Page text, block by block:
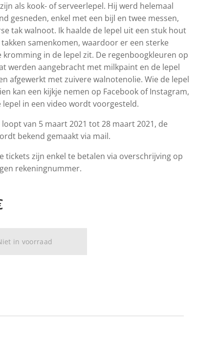
als kook- of serveerlepel. Hij werd helemaal
gesneden, enkel met een bijl en twee messen,
tak walnoot. Ik haalde de lepel uit een stuk hout
samenkomen, waardoor er een sterke
in de lepel zit. De regenboogkleuren op
werden aangebracht met milkpaint en de lepel
afgewerkt met zuivere walnotenolie. Wie de lepel
kan een kijkje nemen op Facebook of Instagram,
lepel in een video wordt voorgesteld.
loopt van 5 maart 2021 tot 28 maart 2021, de
bekend gemaakt via mail.
tickets zijn enkel te betalen via overschrijving op
rekeningnummer.
in voorraad